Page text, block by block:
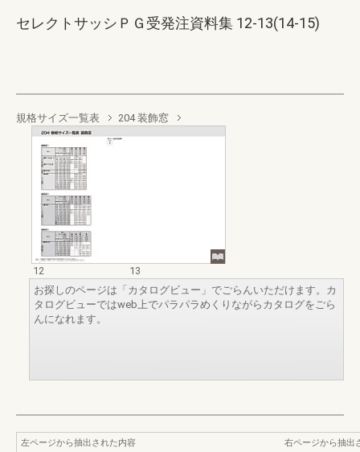
セレクトサッシＰＧ受発注資料集 12-13(14-15)
規格サイズ一覧表 204 装飾窓
12
13
お探しのページは「カタログビュー」でごらんいただけます。カ
タログビューではweb上でパラパラめくりながらカタログをごら
んになれます。
左ページから抽出された内容
右ページから抽出